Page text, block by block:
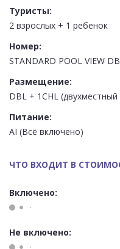
Туристы:
2 взрослых + 1 ребенок
Номер:
STANDARD POOL VIEW
Размещение:
DBL + 1CHL
Питание:
AI (Всё включено)
ЧТО ВХОДИТ В
Включено:
Не включено: